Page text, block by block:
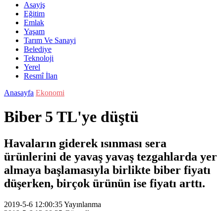
Asayiş
Eğitim
Emlak
Yaşam
Tarım Ve Sanayi
Belediye
Teknoloji
Yerel
Resmî İlan
Anasayfa Ekonomi
Biber 5 TL'ye düştü
Havaların giderek ısınması sera
ürünlerini de yavaş yavaş tezgahlarda yer
almaya başlamasıyla birlikte biber fiyatı
düşerken, birçok ürünün ise fiyatı arttı.
2019-5-6 12:00:35Yayınlanma